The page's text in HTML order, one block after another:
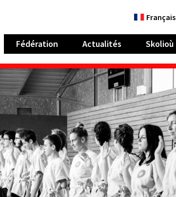
Français
Fédération Actualités Skolioù